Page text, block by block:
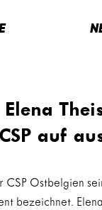
auf
Ostbelgien
bezeichnet.